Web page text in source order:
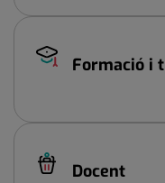
Formació i
Docent